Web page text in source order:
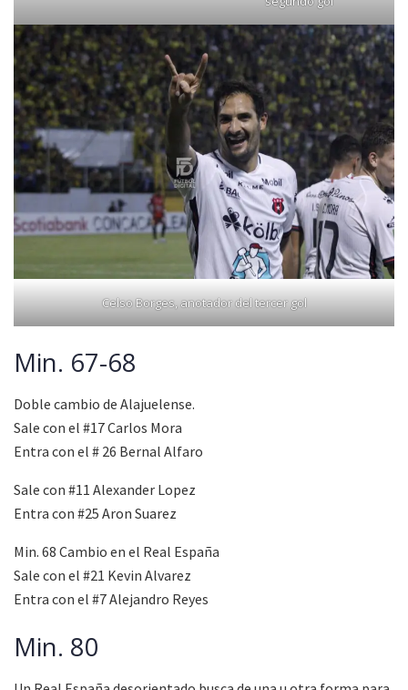
Celso Borges, anotador del tercer gol
Min. 67-68
Doble cambio de Alajuelense.
Sale con el #17 Carlos Mora
Entra con el # 26 Bernal Alfaro
Sale con #11 Alexander Lopez
Entra con #25 Aron Suarez
Min. 68 Cambio en el Real España
Sale con el #21 Kevin Alvarez
Entra con el #7 Alejandro Reyes
Min. 80